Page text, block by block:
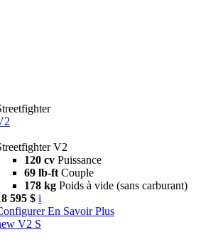
V2
120 cv Puissance
69 lb-ft Couple
178 kg Poids à vide (sans carburant)
595 $ i
En Savoir Plus
V2 S